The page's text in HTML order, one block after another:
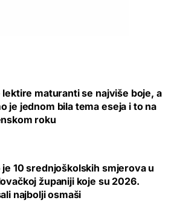
lektire maturanti se najviše boje, a
je jednom bila tema eseja i to na
roku
je 10 srednjoškolskih smjerova u
županiji koje su 2026.
najbolji osmaši